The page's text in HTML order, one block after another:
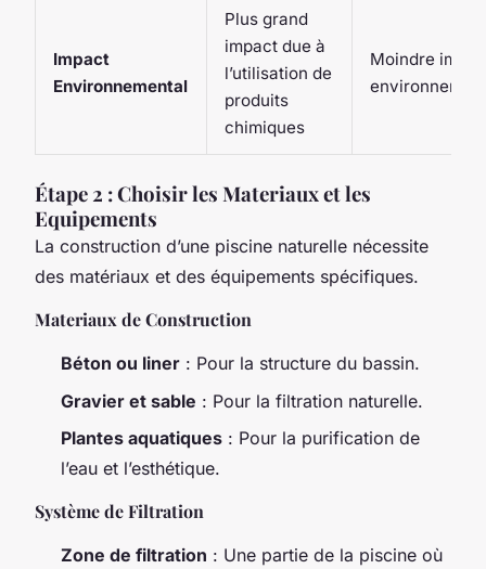
Impact
Environnemental
Plus grand
impact due à
l’utilisation de
produits
chimiques
Moindre
Étape 2 : Choisir les Materiaux et les
Equipements
La construction d’une piscine naturelle nécessite
des matériaux et des équipements spécifiques.
Materiaux de Construction
Béton ou liner : Pour la structure du bassin.
Gravier et sable : Pour la filtration naturelle.
Plantes aquatiques : Pour la purification de
l’eau et l’esthétique.
Système de Filtration
Zone de filtration : Une partie de la piscine où